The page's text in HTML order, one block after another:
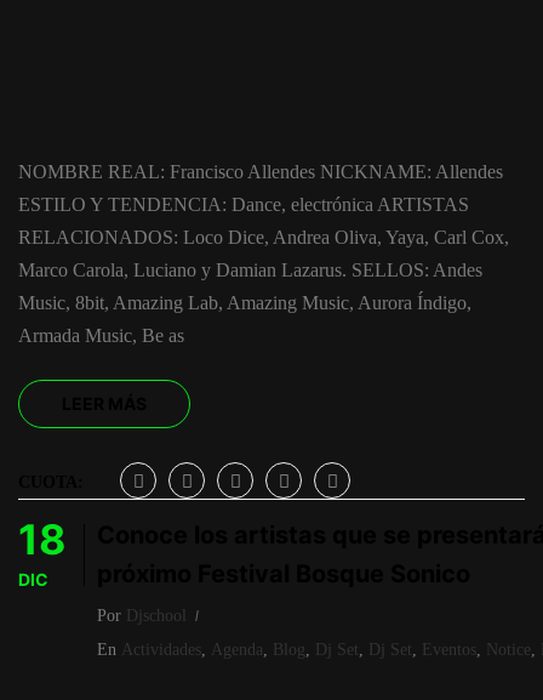
NOMBRE REAL: Francisco Allendes NICKNAME: Allendes
ESTILO Y TENDENCIA: Dance, electrónica ARTISTAS
RELACIONADOS: Loco Dice, Andrea Oliva, Yaya, Carl Cox,
Marco Carola, Luciano y Damian Lazarus. SELLOS: Andes
Music, 8bit, Amazing Lab, Amazing Music, Aurora Índigo,
Armada Music, Be as
18
DIC
Por
Djschool
En Actividades, Agenda, Blog, Dj Set, Dj Set, Eventos, Notice ,